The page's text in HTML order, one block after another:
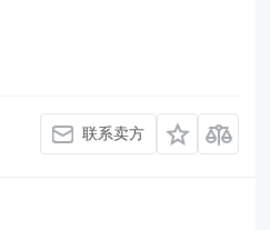
联系卖方